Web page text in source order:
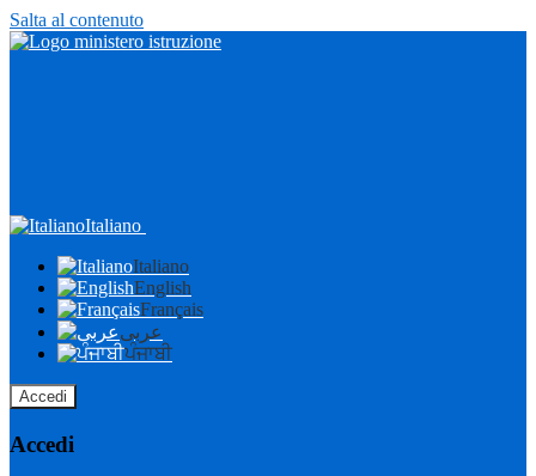
Salta al contenuto
Italiano
Italiano
English
Français
عربى
ਪੰਜਾਬੀ
Accedi
Accedi